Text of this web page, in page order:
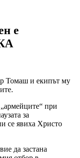
е
Томаш и екипът му
при
за
се явиха Христо
да застана